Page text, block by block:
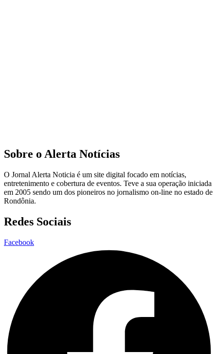
Sobre o Alerta Notícias
O Jornal Alerta Noticia é um site digital focado em notícias,
entretenimento e cobertura de eventos. Teve a sua operação iniciada
em 2005 sendo um dos pioneiros no jornalismo on-line no estado de
Rondônia.
Redes Sociais
Facebook